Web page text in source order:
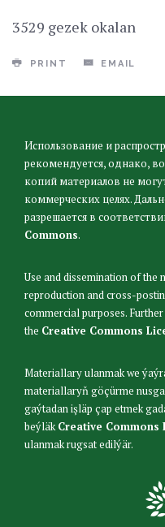
3529 gezek okalan
PRINT EMAIL
Использование и
рекомендуется, однако,
копий материалов не
коммерческих целях.
разрешается в
Commons.
Use and dissemination of the
reproduction and cross-
commercial purposes.
the Creative Commons
Materiallary ulanmak we
materiallaryň göçürme
gaýtadan işläp çap etmek
beýläkCreative Commons
ulanmak rugsat edilýär.